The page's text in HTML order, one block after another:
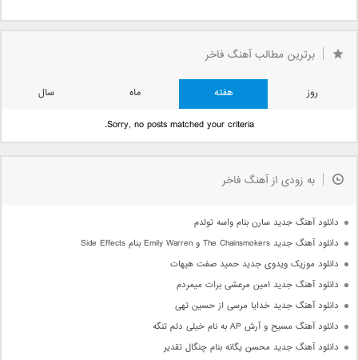
برترین مطالب آهنگ فاخر
روز هفته ماه
سال
Sorry, no posts matched your criteria.
به زودی از آهنگ فاخر
دانلود آهنگ جدید سارن بنام واسه تولدم
دانلود آهنگ جدید The Chainsmokers و Emily Warren بنام Side Effects
دانلود موزیک ویدوی جدید حمید صفت هیهات
دانلود آهنگ جدید امین مرعشی برات میمردم
دانلود آهنگ جدید خدایا مرسی از حسین تهی
دانلود آهنگ مسیح و آرش AP به نام خیلی دلم تنگه
دانلود آهنگ جدید محسن یگانه بنام چنگال تقدیر